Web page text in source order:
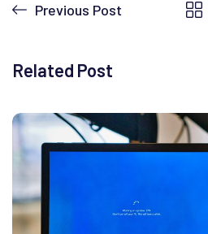
Previous Post
Related Post